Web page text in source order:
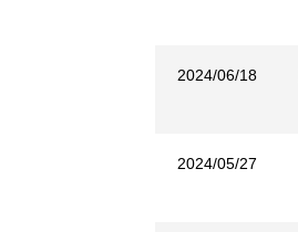
2024/06/18
2024/05/27